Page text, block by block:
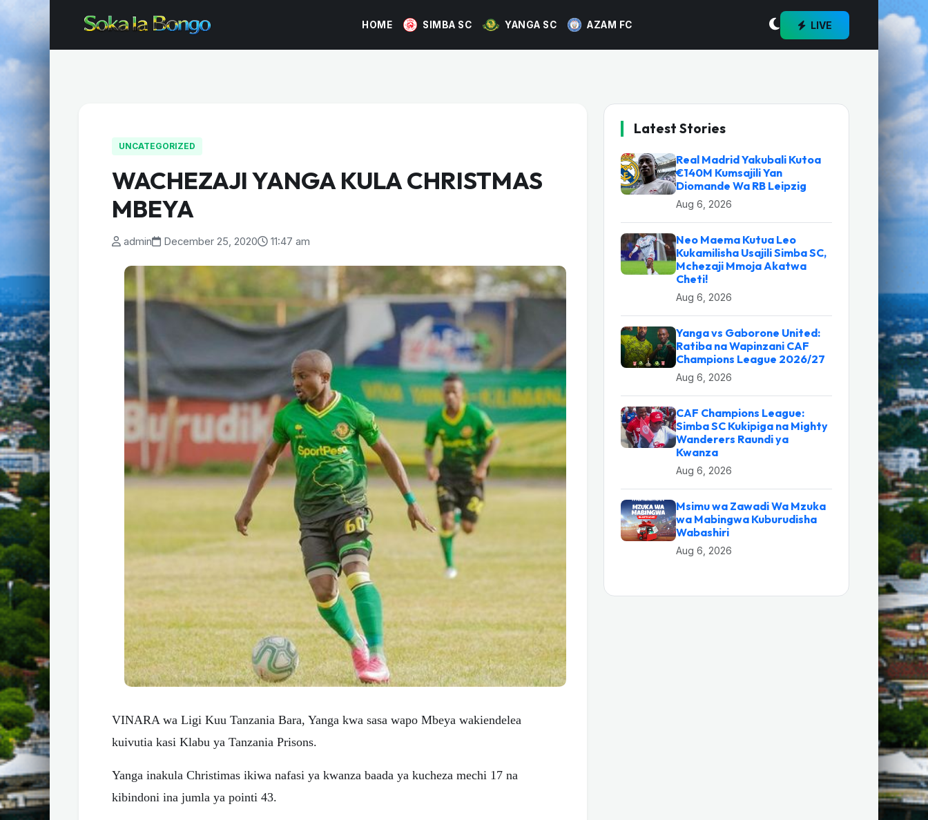
HOME SIMBA SC YANGA SC AZAM FC LIVE
UNCATEGORIZED
WACHEZAJI YANGA KULA CHRISTMAS
MBEYA
admin December 25, 2020 11:47 am
VINARA wa Ligi Kuu Tanzania Bara, Yanga kwa sasa wapo Mbeya wakiendelea
kuivutia kasi Klabu ya Tanzania Prisons.
Yanga inakula Christimas ikiwa nafasi ya kwanza baada ya kucheza mechi 17 na
kibindoni ina jumla ya pointi 43.
Latest Stories
Real Madrid Yakubali Kutoa
€140M Kumsajili Yan
Diomande Wa RB Leipzig
Aug 6, 2026
Neo Maema Kutua Leo
Kukamilisha Usajili Simba SC,
Mchezaji Mmoja Akatwa
Cheti!
Aug 6, 2026
Yanga vs Gaborone United:
Ratiba na Wapinzani CAF
Champions League 2026/27
Aug 6, 2026
CAF Champions League:
Simba SC Kukipiga na Mighty
Wanderers Raundi ya
Kwanza
Aug 6, 2026
Msimu wa Zawadi Wa Mzuka
wa Mabingwa Kuburudisha
Wabashiri
Aug 6, 2026